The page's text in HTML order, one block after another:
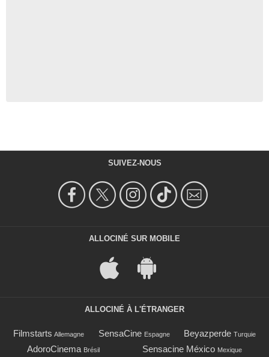
SUIVEZ-NOUS
ALLOCINÉ SUR MOBILE
ALLOCINÉ À L'ÉTRANGER
Filmstarts Allemagne SensaCine Espagne Beyazperde Turquie
AdoroCinema Brésil Sensacine México Mexique